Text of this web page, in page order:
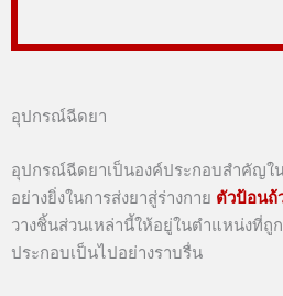
อุปกรณ์ฉีดยา
อุปกรณ์ฉีดยาเป็นองค์ประกอบสำคัญใ
อย่างยิ่งในการส่งยาสู่ร่างกาย ตัวป้อนถ้
วางชิ้นส่วนเหล่านี้ให้อยู่ในตำแหน่งที่ถู
ประกอบเป็นไปอย่างราบรื่น